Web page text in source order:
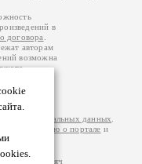
в
договора
авторам
возможна
за
на
персональных данных
информацию о портале и
100 тысяч